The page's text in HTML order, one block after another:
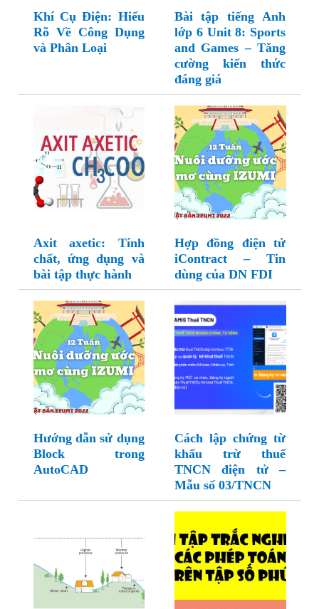
Khí Cụ Điện: Hiểu
Rõ Về Công Dụng
và Phân Loại
Bài tập tiếng Anh
lớp 6 Unit 8: Sports
and Games – Tăng
cường kiến thức
đáng giá
Axit axetic: Tính
chất, ứng dụng và
bài tập thực hành
Hợp đồng điện tử
iContract – Tin
dùng của DN FDI
Hướng dẫn sử dụng
Block trong
AutoCAD
Cách lập chứng từ
khấu trừ thuế
TNCN điện tử –
Mẫu số 03/TNCN